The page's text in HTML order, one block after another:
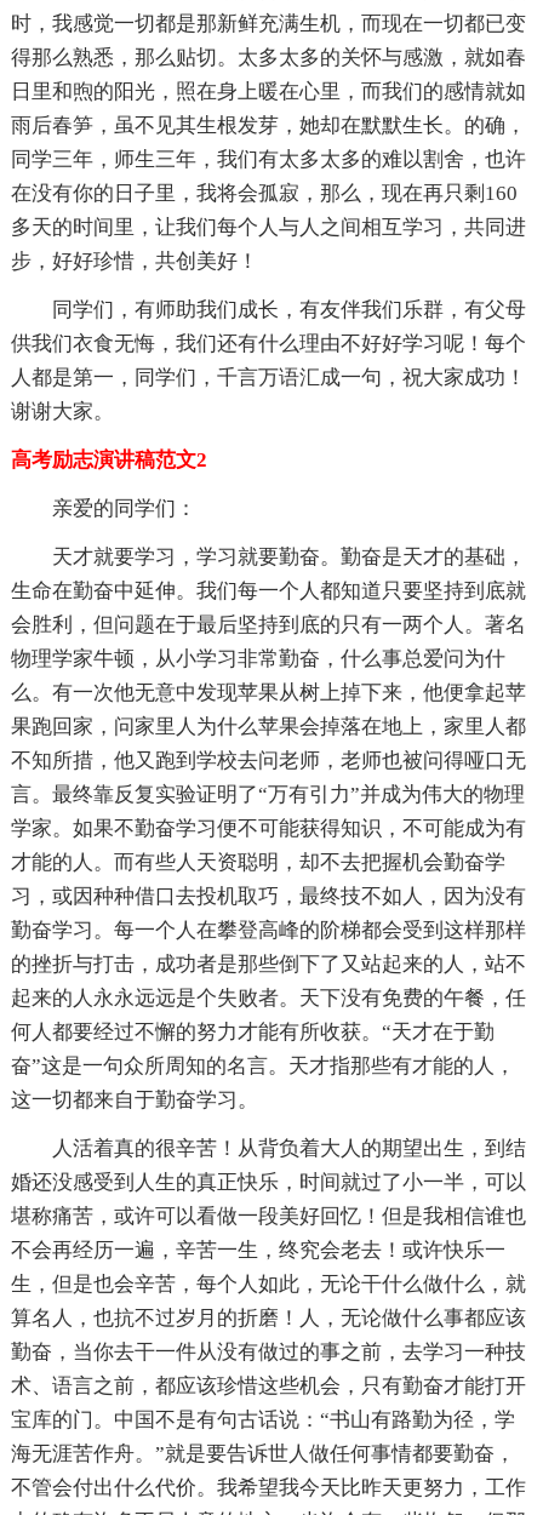
时，我感觉一切都是那新鲜充满生机，而现在一切都已变
得那么熟悉，那么贴切。太多太多的关怀与感激，就如春
日里和煦的阳光，照在身上暖在心里，而我们的感情就如
雨后春笋，虽不见其生根发芽，她却在默默生长。的确，
同学三年，师生三年，我们有太多太多的难以割舍，也许
在没有你的日子里，我将会孤寂，那么，现在再只剩160
多天的时间里，让我们每个人与人之间相互学习，共同进
步，好好珍惜，共创美好！
同学们，有师助我们成长，有友伴我们乐群，有父母
供我们衣食无悔，我们还有什么理由不好好学习呢！每个
人都是第一，同学们，千言万语汇成一句，祝大家成功！
谢谢大家。
高考励志演讲稿范文2
亲爱的同学们：
天才就要学习，学习就要勤奋。勤奋是天才的基础，
生命在勤奋中延伸。我们每一个人都知道只要坚持到底就
会胜利，但问题在于最后坚持到底的只有一两个人。著名
物理学家牛顿，从小学习非常勤奋，什么事总爱问为什
么。有一次他无意中发现苹果从树上掉下来，他便拿起苹
果跑回家，问家里人为什么苹果会掉落在地上，家里人都
不知所措，他又跑到学校去问老师，老师也被问得哑口无
言。最终靠反复实验证明了“万有引力”并成为伟大的物理
学家。如果不勤奋学习便不可能获得知识，不可能成为有
才能的人。而有些人天资聪明，却不去把握机会勤奋学
习，或因种种借口去投机取巧，最终技不如人，因为没有
勤奋学习。每一个人在攀登高峰的阶梯都会受到这样那样
的挫折与打击，成功者是那些倒下了又站起来的人，站不
起来的人永永远远是个失败者。天下没有免费的午餐，任
何人都要经过不懈的努力才能有所收获。“天才在于勤
奋”这是一句众所周知的名言。天才指那些有才能的人，
这一切都来自于勤奋学习。
人活着真的很辛苦！从背负着大人的期望出生，到结
婚还没感受到人生的真正快乐，时间就过了小一半，可以
堪称痛苦，或许可以看做一段美好回忆！但是我相信谁也
不会再经历一遍，辛苦一生，终究会老去！或许快乐一
生，但是也会辛苦，每个人如此，无论干什么做什么，就
算名人，也抗不过岁月的折磨！人，无论做什么事都应该
勤奋，当你去干一件从没有做过的事之前，去学习一种技
术、语言之前，都应该珍惜这些机会，只有勤奋才能打开
宝库的门。中国不是有句古话说：“书山有路勤为径，学
海无涯苦作舟。”就是要告诉世人做任何事情都要勤奋，
不管会付出什么代价。我希望我今天比昨天更努力，工作